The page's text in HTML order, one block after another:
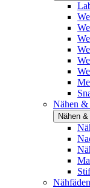
Nähen &
Nähen
Nähfäden